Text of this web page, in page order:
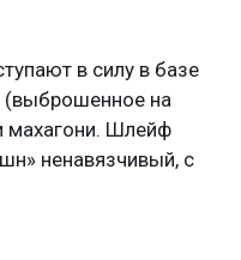
в силу в базе
(выброшенное на
махагони. Шлейф
ненавязчивый, с